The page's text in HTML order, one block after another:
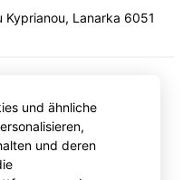
Kyprianou, Lanarka 6051
und ähnliche
und deren